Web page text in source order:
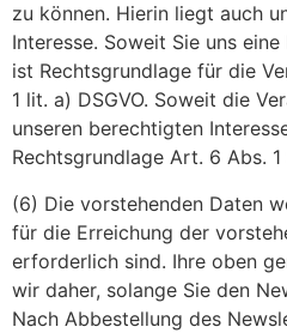
zu können. Hierin liegt auch
Interesse. Soweit Sie uns
ist Rechtsgrundlage für die
1 lit. a) DSGVO. Soweit die
unseren berechtigten
Rechtsgrundlage Art. 6 Abs. 1
(6) Die vorstehenden Daten
für die Erreichung der
erforderlich sind. Ihre oben
wir daher, solange Sie den
Nach Abbestellung des